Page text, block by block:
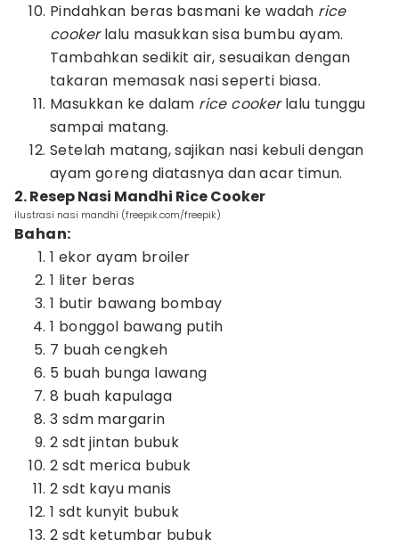
Pindahkan beras basmani ke wadah rice
cookerlalu masukkan sisa bumbu ayam.
Tambahkan sedikit air, sesuaikan dengan
takaran memasak nasi seperti biasa.
Masukkan ke dalam rice cookerlalu tunggu
sampai matang.
Setelah matang, sajikan nasi kebuli dengan
ayam goreng diatasnya dan acar timun.
2. Resep Nasi Mandhi Rice Cooker
ilustrasi nasi mandhi (freepik.com/freepik)
Bahan:
1 ekor ayam broiler
1 liter beras
1 butir bawang bombay
1 bonggol bawang putih
7 buah cengkeh
5 buah bunga lawang
8 buah kapulaga
3 sdm margarin
2 sdt jintan bubuk
2 sdt merica bubuk
2 sdt kayu manis
1 sdt kunyit bubuk
2 sdt ketumbar bubuk